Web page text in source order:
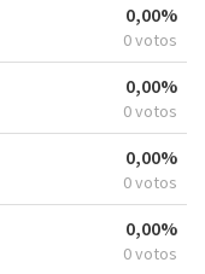
0,00%
0 votos
0,00%
0 votos
0,00%
0 votos
0,00%
0 votos